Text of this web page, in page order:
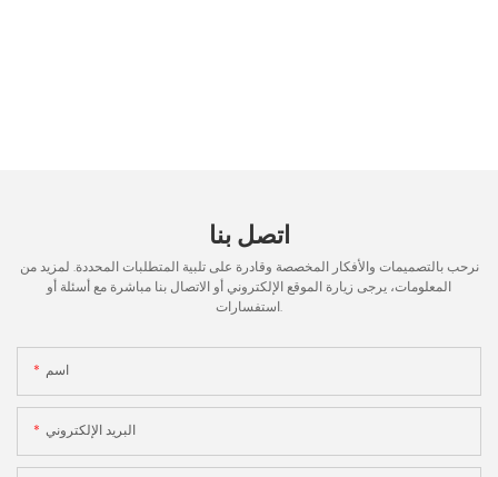
اتصل بنا
نرحب بالتصميمات والأفكار المخصصة وقادرة على تلبية المتطلبات المحددة. لمزيد من
المعلومات، يرجى زيارة الموقع الإلكتروني أو الاتصال بنا مباشرة مع أسئلة أو
استفسارات.
اسم
البريد الإلكتروني